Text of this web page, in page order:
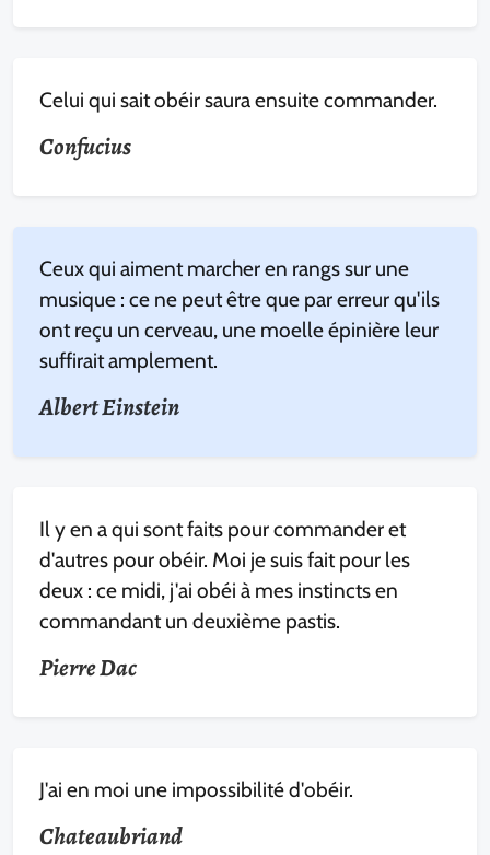
Celui qui sait obéir saura ensuite commander.
Confucius
Ceux qui aiment marcher en rangs sur une
musique : ce ne peut être que par erreur qu'ils
ont reçu un cerveau, une moelle épinière leur
suffirait amplement.
Albert Einstein
Il y en a qui sont faits pour commander et
d'autres pour obéir. Moi je suis fait pour les
deux : ce midi, j'ai obéi à mes instincts en
commandant un deuxième pastis.
Pierre Dac
J'ai en moi une impossibilité d'obéir.
Chateaubriand